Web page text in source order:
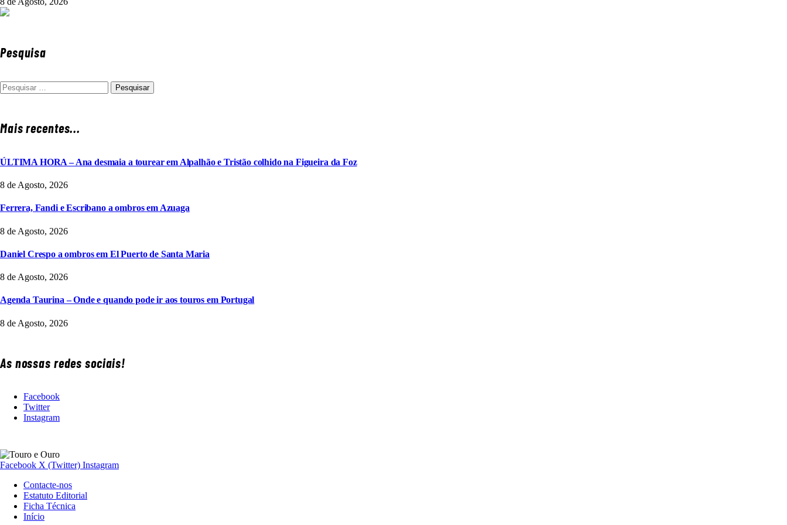
Pesquisa
Pesquisar
por:
Mais recentes...
ÚLTIMA HORA – Ana desmaia a tourear em Alpalhão e Tristão colhido na Figueira da Foz
8 de Agosto, 2026
Ferrera, Fandi e Escribano a ombros em Azuaga
8 de Agosto, 2026
Daniel Crespo a ombros em El Puerto de Santa Maria
8 de Agosto, 2026
Agenda Taurina – Onde e quando pode ir aos touros em Portugal
8 de Agosto, 2026
As nossas redes sociais!
Facebook
Twitter
Instagram
Facebook X (Twitter) Instagram
Contacte-nos
Estatuto Editorial
Ficha Técnica
Início